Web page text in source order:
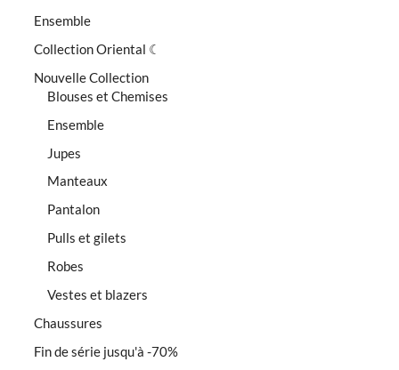
Ensemble
Collection Oriental ☾
Nouvelle Collection
Blouses et Chemises
Ensemble
Jupes
Manteaux
Pantalon
Pulls et gilets
Robes
Vestes et blazers
Chaussures
Fin de série jusqu'à -70%